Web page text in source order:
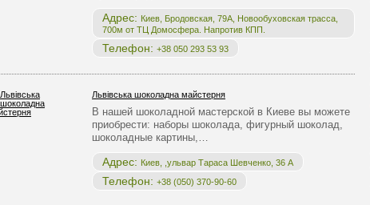
Адрес: Киев, Бродовская, 79А, Новообуховская трасса,
700м от ТЦ Домосфера. Напротив КПП.
Телефон: +38 050 293 53 93
Львівська шоколадна майстерня
В нашей шоколадной мастерской в Киеве вы можете
приобрести: наборы шоколада, фигурный шоколад,
шоколадные картины,…
Адрес: Киев, ,ульвар Тараса Шевченко, 36 А
Телефон: +38 (050) 370-90-60